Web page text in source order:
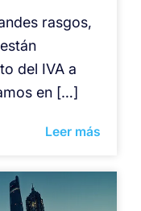
rasgos,
del IVA a
en […]
Leer más